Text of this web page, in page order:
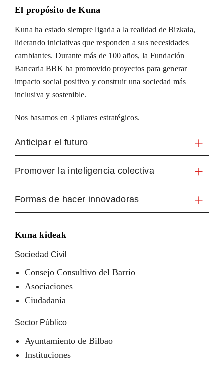
El propósito de Kuna
Kuna ha estado siempre ligada a la realidad de Bizkaia,
liderando iniciativas que responden a sus necesidades
cambiantes. Durante más de 100 años, la Fundación
Bancaria BBK ha promovido proyectos para generar
impacto social positivo y construir una sociedad más
inclusiva y sostenible.
Nos basamos en 3 pilares estratégicos.
Anticipar el futuro
Promover la inteligencia colectiva
Formas de hacer innovadoras
Kuna kideak
Sociedad Civil
Consejo Consultivo del Barrio
Asociaciones
Ciudadanía
Sector Público
Ayuntamiento de Bilbao
Instituciones